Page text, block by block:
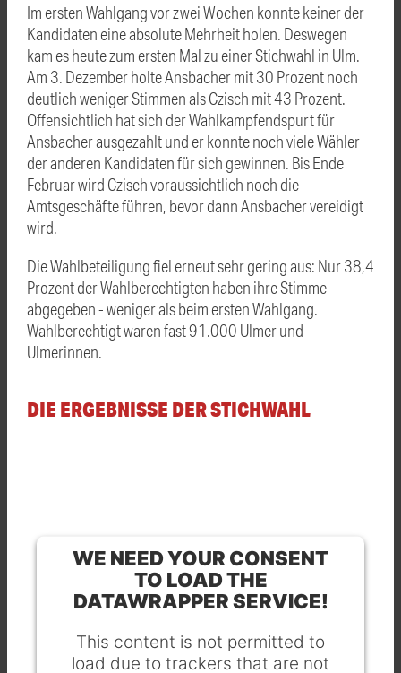
Im ersten Wahlgang vor zwei Wochen konnte keiner der
Kandidaten eine absolute Mehrheit holen. Deswegen
kam es heute zum ersten Mal zu einer Stichwahl in Ulm.
Am 3. Dezember holte Ansbacher mit 30 Prozent noch
deutlich weniger Stimmen als Czisch mit 43 Prozent.
Offensichtlich hat sich der Wahlkampfendspurt für
Ansbacher ausgezahlt und er konnte noch viele Wähler
der anderen Kandidaten für sich gewinnen. Bis Ende
Februar wird Czisch voraussichtlich noch die
Amtsgeschäfte führen, bevor dann Ansbacher vereidigt
wird.
Die Wahlbeteiligung fiel erneut sehr gering aus: Nur 38,4
Prozent der Wahlberechtigten haben ihre Stimme
abgegeben - weniger als beim ersten Wahlgang.
Wahlberechtigt waren fast 91.000 Ulmer und
Ulmerinnen.
DIE ERGEBNISSE DER STICHWAHL
WE NEED YOUR CONSENT
TO LOAD THE
DATAWRAPPER SERVICE!
This content is not permitted to
load due to trackers that are not